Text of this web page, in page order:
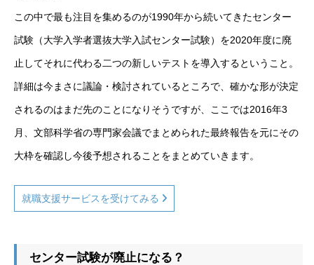
この中で最も注目を集めるのが1990年から続いてきたセンター
試験（大学入学者選抜大学入試センター試験）を2020年度に廃
止してそれに代わる二つの新しいテストを導入するということ。
詳細は今まさに議論・検討されているところで、確かな形が決定
されるのはまだ先のことになりそうですが、ここでは2016年3
月、文部科学省の専門家会議でまとめられた最終報告を元にその
大枠を確認し今後予想されることをまとめていきます。
就職支援サービスを受けてみる
センター試験が廃止になる？